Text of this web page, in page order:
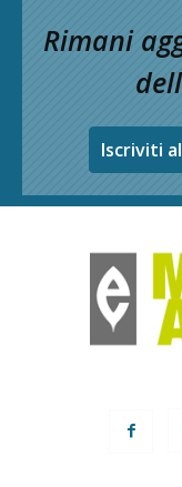
Rimani
Iscriviti